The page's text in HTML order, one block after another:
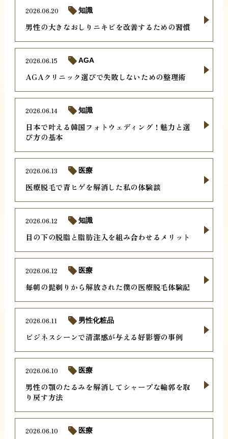
男性の大きなおしりニキビを改善するための習慣
2026.06.20 知識
AGAクリニック選びで失敗しないための整理術
2026.06.15 AGA
日本で叶える韓国フォトウェディング！魅力と選
び方の基本
2026.06.14 知識
医療脱毛で青ヒゲを解消した私の体験談
2026.06.13 医療
目の下の脱脂と脂肪注入を組み合わせるメリット
2026.06.12 知識
毎朝の髭剃りから解放された僕の医療脱毛体験記
2026.06.12 医療
ビジネスシーンで清潔感が与える好影響の事例
2026.06.11 男性化粧品
男性の顎のたるみを解消してシャープな輪郭を取
り戻す方法
2026.06.10 医療
2026.06.10 医療